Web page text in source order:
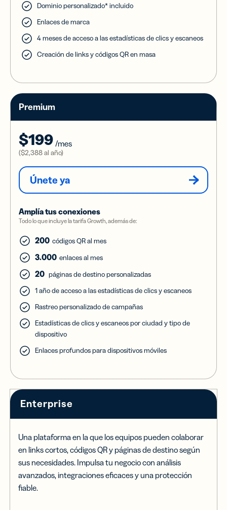
Dominio personalizado* incluido
Enlaces de marca
4 meses de acceso a las estadísticas de clics y escaneos
Creación de links y códigos QR en masa
Premium
$199 /mes
($2,388al año)
Únete ya
Amplía tus conexiones
Todo lo que incluye la tarifa Growth, además de:
200 códigos QR al mes
3.000 enlaces al mes
20 páginas de destino personalizadas
1 año de acceso a las estadísticas de clics y escaneos
Rastreo personalizado de campañas
Estadísticas de clics y escaneos por ciudad y tipo de
dispositivo
Enlaces profundos para dispositivos móviles
Enterprise
Una plataforma en la que los equipos pueden colaborar
en links cortos, códigos QR y páginas de destino según
sus necesidades. Impulsa tu negocio con análisis
avanzados, integraciones eficaces y una protección
fiable.